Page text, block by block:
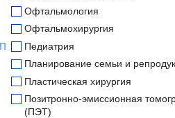
Офтальмология
Офтальмохирургия
П
Педиатрия
Планирование семьи и
Пластическая хирургия
Позитронно-эмиссионная
(ПЭТ)